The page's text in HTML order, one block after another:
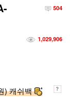
504
1,029,906
) 캐쉬백